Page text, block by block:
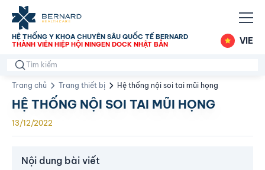
HỆ THỐNG Y KHOA CHUYÊN SÂU QUỐC TẾ BERNARD
THÀNH VIÊN HIỆP HỘI NINGEN DOCK NHẬT BẢN
VIE
Trang chủ Trang thiết bị Hệ thống nội soi tai mũi họng
HỆ THỐNG NỘI SOI TAI MŨI HỌNG
13/12/2022
Nội dung bài viết